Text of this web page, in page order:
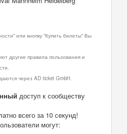
или кнопку "Купить билеты" Вы
другие правила пользования и
через AD ticket GmbH.
доступ к сообществу
всего за 10 секунд!
могут: